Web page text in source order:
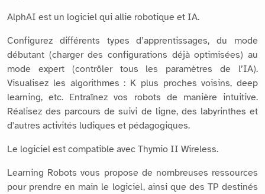
AlphAI est un logiciel qui allie robotique et IA.
Configurez différents types d’apprentissages, du mode
débutant (charger des configurations déjà optimisées) au
mode expert (contrôler tous les paramètres de l’IA).
Visualisez les algorithmes : K plus proches voisins, deep
learning, etc. Entraînez vos robots de manière intuitive.
Réalisez des parcours de suivi de ligne, des labyrinthes et
d'autres activités ludiques et pédagogiques.
Le logiciel est compatible avec Thymio II Wireless.
Learning Robots vous propose de nombreuses ressources
pour prendre en main le logiciel, ainsi que des TP destinés